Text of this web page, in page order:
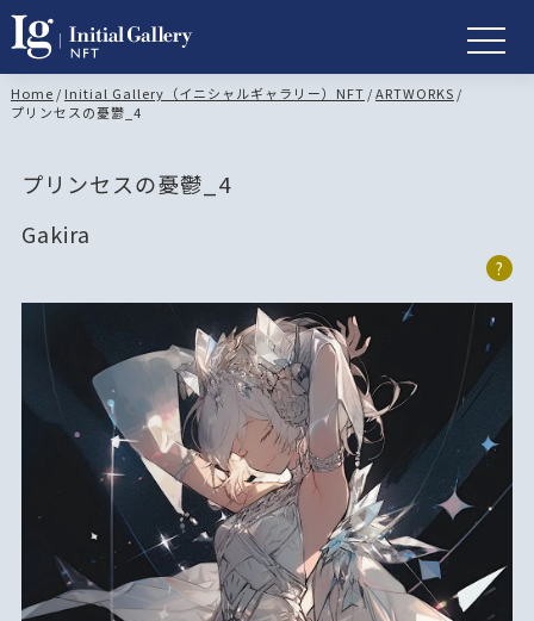
Home / Initial Gallery（イニシャルギャラリー）NFT /ARTWORKS /
プリンセスの憂鬱_4
プリンセスの憂鬱_4
Gakira
?